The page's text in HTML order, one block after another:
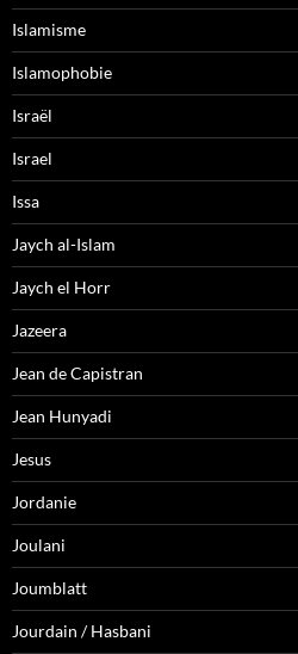
Islamisme
Islamophobie
Israël
Israel
Issa
Jaych al-Islam
Jaych el Horr
Jazeera
Jean de Capistran
Jean Hunyadi
Jesus
Jordanie
Joulani
Joumblatt
Jourdain / Hasbani